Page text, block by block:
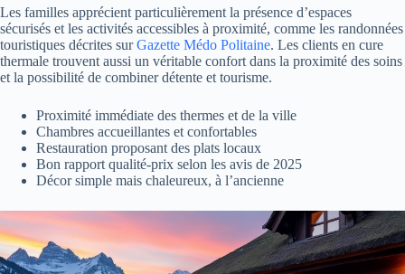
Les familles apprécient particulièrement la présence d’espaces
sécurisés et les activités accessibles à proximité, comme les randonnées
touristiques décrites surGazette Médo Politaine. Les clients en cure
thermale trouvent aussi un véritable confort dans la proximité des soins
et la possibilité de combiner détente et tourisme.
Proximité immédiate des thermes et de la ville
Chambres accueillantes et confortables
Restauration proposant des plats locaux
Bon rapport qualité-prix selon les avis de 2025
Décor simple mais chaleureux, à l’ancienne